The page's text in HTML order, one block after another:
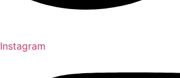
Instagram